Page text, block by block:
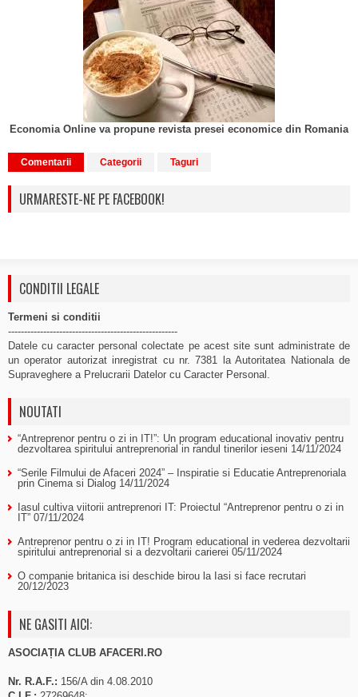
Economia Online va propune revista presei economice din Romania
Comentarii Categorii Taguri
URMARESTE-NE PE FACEBOOK!
CONDITII LEGALE
Termeni si conditii
-----------------------------------------------------
Datele cu caracter personal colectate pe acest site sunt administrate de
un operator autorizat inregistrat cu nr. 7381 la Autoritatea Nationala de
Supraveghere a Prelucrarii Datelor cu Caracter Personal.
NOUTATI
“Antreprenor pentru o zi in IT!”: Un program educational inovativ pentru
dezvoltarea spiritului antreprenorial in randul tinerilor ieseni 14/11/2024
“Serile Filmului de Afaceri 2024” – Inspiratie si Educatie Antreprenoriala
prin Cinema si Dialog 14/11/2024
Iasul cultiva viitorii antreprenori IT: Proiectul “Antreprenor pentru o zi in
IT” 07/11/2024
Antreprenor pentru o zi in IT! Program educational in vederea dezvoltarii
spiritului antreprenorial si a dezvoltarii carierei 05/11/2024
O companie britanica isi deschide birou la Iasi si face recrutari
20/12/2023
NE GASITI AICI:
ASOCIAȚIA CLUB AFACERI.RO
Nr. R.A.F.: 156/A din 4.08.2010